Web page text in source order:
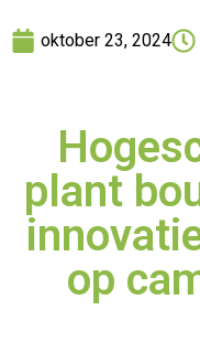
oktober 23, 2024
plant
op